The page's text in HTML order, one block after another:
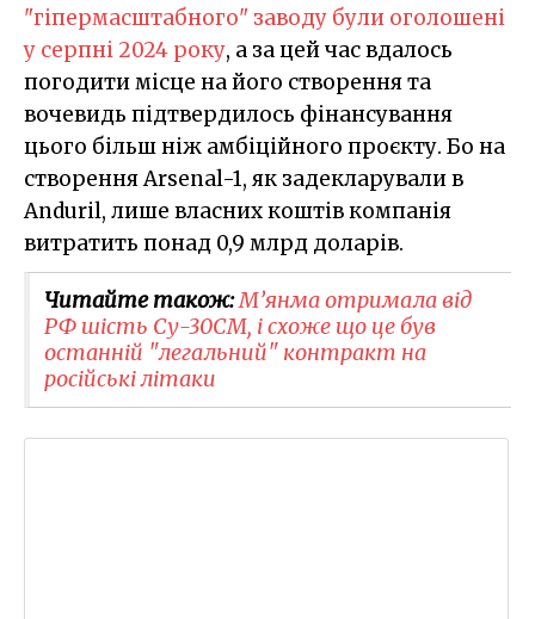
"гіпермасштабного" заводу були оголошені
у серпні 2024 року, а за цей час вдалось
погодити місце на його створення та
вочевидь підтвердилось фінансування
цього більш ніж амбіційного проєкту. Бо на
створення Arsenal-1, як задекларували в
Anduril, лише власних коштів компанія
витратить понад 0,9 млрд доларів.
Читайте також:М’янма отримала від
РФ шість Су-30СМ, і схоже що це був
останній "легальний" контракт на
російські літаки